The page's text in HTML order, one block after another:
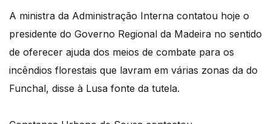
A ministra da Administração Interna contatou hoje o
presidente do Governo Regional da Madeira no sentido
de oferecer ajuda dos meios de combate para os
incêndios florestais que lavram em várias zonas da do
Funchal, disse à Lusa fonte da tutela.